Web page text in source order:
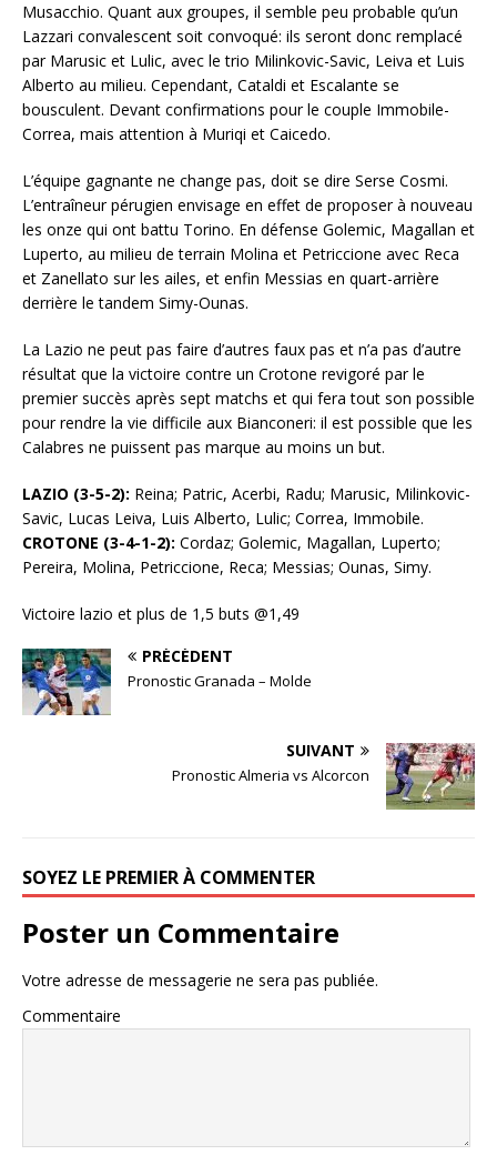
Musacchio. Quant aux groupes, il semble peu probable qu’un
Lazzari convalescent soit convoqué: ils seront donc remplacé
par Marusic et Lulic, avec le trio Milinkovic-Savic, Leiva et Luis
Alberto au milieu. Cependant, Cataldi et Escalante se
bousculent. Devant confirmations pour le couple Immobile-
Correa, mais attention à Muriqi et Caicedo.
L’équipe gagnante ne change pas, doit se dire Serse Cosmi.
L’entraîneur pérugien envisage en effet de proposer à nouveau
les onze qui ont battu Torino. En défense Golemic, Magallan et
Luperto, au milieu de terrain Molina et Petriccione avec Reca
et Zanellato sur les ailes, et enfin Messias en quart-arrière
derrière le tandem Simy-Ounas.
La Lazio ne peut pas faire d’autres faux pas et n’a pas d’autre
résultat que la victoire contre un Crotone revigoré par le
premier succès après sept matchs et qui fera tout son possible
pour rendre la vie difficile aux Bianconeri: il est possible que les
Calabres ne puissent pas marque au moins un but.
LAZIO (3-5-2): Reina; Patric, Acerbi, Radu; Marusic, Milinkovic-
Savic, Lucas Leiva, Luis Alberto, Lulic; Correa, Immobile.
CROTONE (3-4-1-2): Cordaz; Golemic, Magallan, Luperto;
Pereira, Molina, Petriccione, Reca; Messias; Ounas, Simy.
Victoire lazio et plus de 1,5 buts @1,49
PRÉCÉDENT
Pronostic Granada – Molde
SUIVANT
Pronostic Almeria vs Alcorcon
SOYEZ LE PREMIER À COMMENTER
Poster un Commentaire
Votre adresse de messagerie ne sera pas publiée.
Commentaire